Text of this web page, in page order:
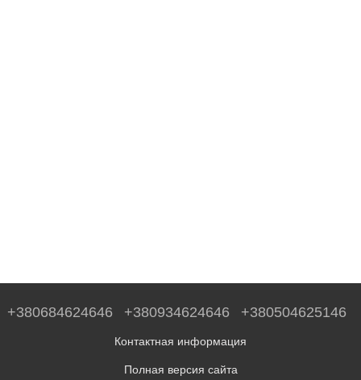
+380684624646 +380934624646 +380504625146
Контактная информация
Полная версия сайта